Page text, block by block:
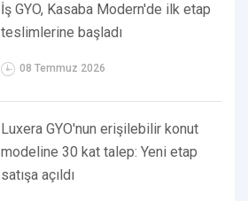
İş GYO, Kasaba Modern'de ilk etap
teslimlerine başladı
08 Temmuz 2026
Luxera GYO'nun erişilebilir konut
modeline 30 kat talep: Yeni etap
satışa açıldı